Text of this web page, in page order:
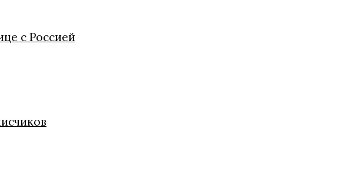
с Россией